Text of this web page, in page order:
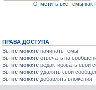
Отметить все темы как
ПРАВА ДОСТУПА
Вы не можете начинать темы
Вы не можете отвечать на
Вы не можете редактировать свои
Вы не можете удалять свои
Вы не можете добавлять вложения